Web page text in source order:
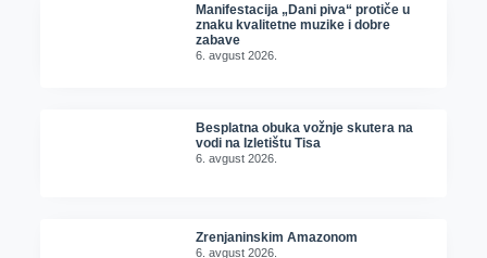
Manifestacija „Dani piva“ protiče u
znaku kvalitetne muzike i dobre
zabave
6. avgust 2026.
Besplatna obuka vožnje skutera na
vodi na Izletištu Tisa
6. avgust 2026.
Zrenjaninskim Amazonom
6. avgust 2026.